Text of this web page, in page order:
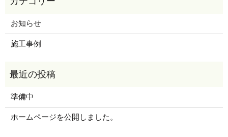
お知らせ
施工事例
準備中
ホームページを公開しました。